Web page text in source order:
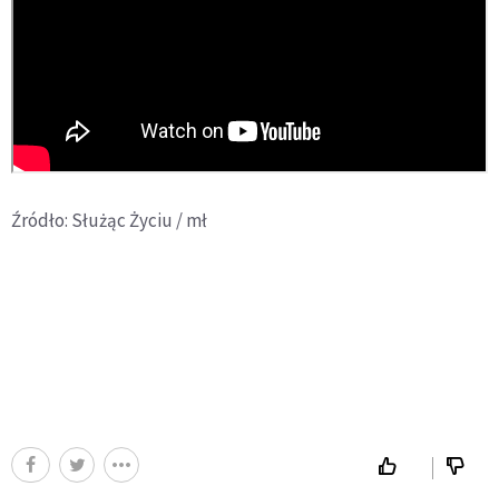
Źródło: Służąc Życiu / mł